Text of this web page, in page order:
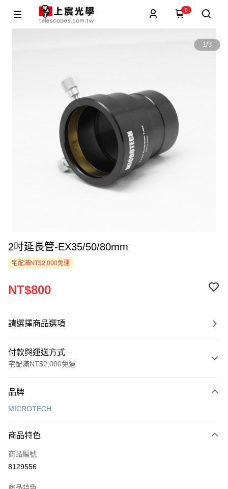
0
1/3
2吋延長管-EX35/50/80mm
宅配滿NT$2,000免運
NT$800
請選擇商品選項
付款與運送方式
宅配滿NT$2,000免運
信用卡一次付款
Apple Pay
ATM付款
品牌
MICROTECH
商品特色
商品編號
8129556